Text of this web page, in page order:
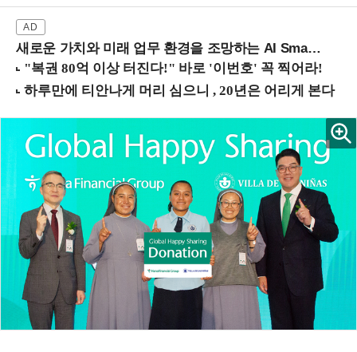
새로운 가치와 미래 업무 환경을 조망하는 AI Smart Work Summit 2026 (9/11 코엑스)